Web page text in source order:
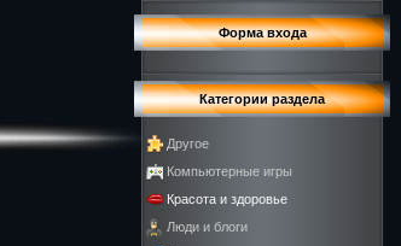
Форма входа
Категории раздела
Другое
Компьютерные игры
Красота и здоровье
Люди и блоги